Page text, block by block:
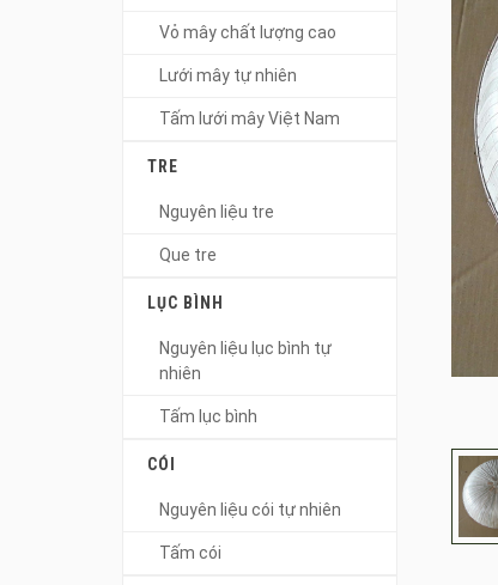
Vỏ mây chất lượng cao
Lưới mây tự nhiên
Tấm lưới mây Việt Nam
TRE
Nguyên liệu tre
Que tre
LỤC BÌNH
Nguyên liệu lục bình tự
nhiên
Tấm lục bình
CÓI
Nguyên liệu cói tự nhiên
Tấm cói